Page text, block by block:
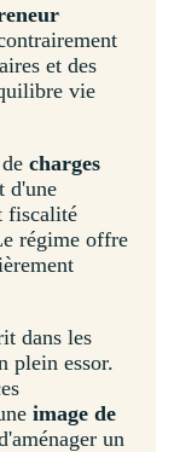
et des
vie
charges
d'une
fiscalité
régime offre
dans les
plein essor.
image de
un